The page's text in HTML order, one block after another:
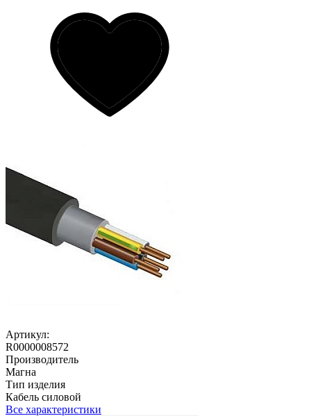
Артикул:
R0000008572
Производитель
Магна
Тип изделия
Кабель силовой
Все характеристики